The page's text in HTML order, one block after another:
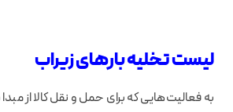
لیست تخلیه بارهای زیراب
به فعالیت‌هایی که برای حمل و نقل کالا از